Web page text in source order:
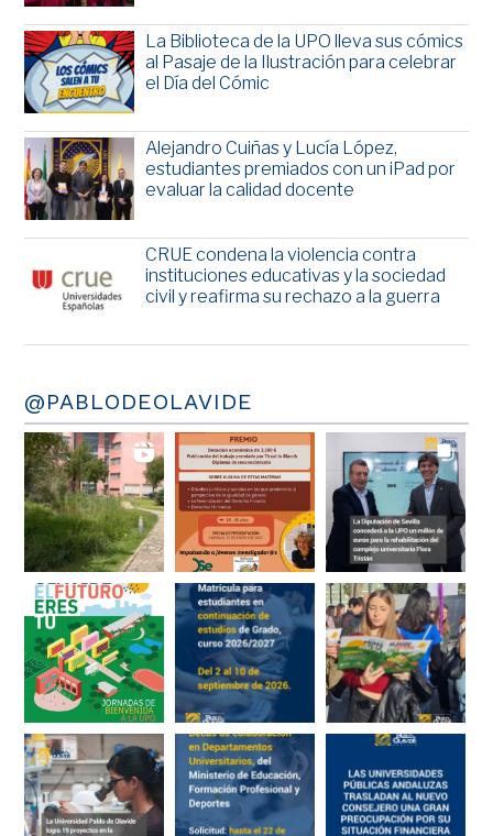
La Biblioteca de la UPO lleva sus cómics
al Pasaje de la Ilustración para celebrar
el Día del Cómic
Alejandro Cuiñas y Lucía López,
estudiantes premiados con un iPad por
evaluar la calidad docente
CRUE condena la violencia contra
instituciones educativas y la sociedad
civil y reafirma su rechazo a la guerra
@PABLODEOLAVIDE